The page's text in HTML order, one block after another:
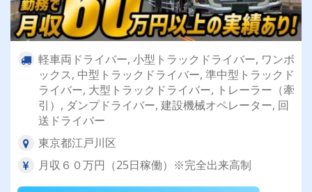
軽車両ドライバー, 小型トラックドライバー, ワンボ
ックス, 中型トラックドライバー, 準中型トラックド
ライバー, 大型トラックドライバー, トレーラー（牽
引）, ダンプドライバー, 建設機械オペレーター, 回
送ドライバー
東京都江戸川区
月収６０万円（25日稼働）※完全出来高制